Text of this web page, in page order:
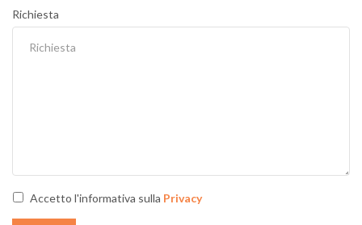
Richiesta
Accetto l'informativa sulla Privacy